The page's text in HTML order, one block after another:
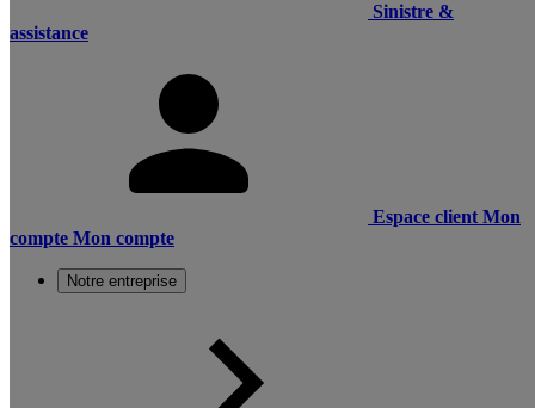
Sinistre &
assistance
Espace client Mon
compte Mon compte
Notre entreprise